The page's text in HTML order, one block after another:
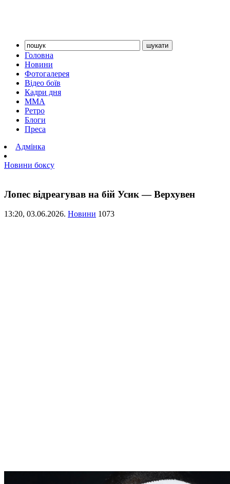
Головна
Новини
Фотогалерея
Відео боїв
Кадри дня
ММА
Ретро
Блоги
Преса
Адмінка
Новини боксу
Лопес відреагував на бій Усик — Верхувен
13:20, 03.06.2026. Новини 1073